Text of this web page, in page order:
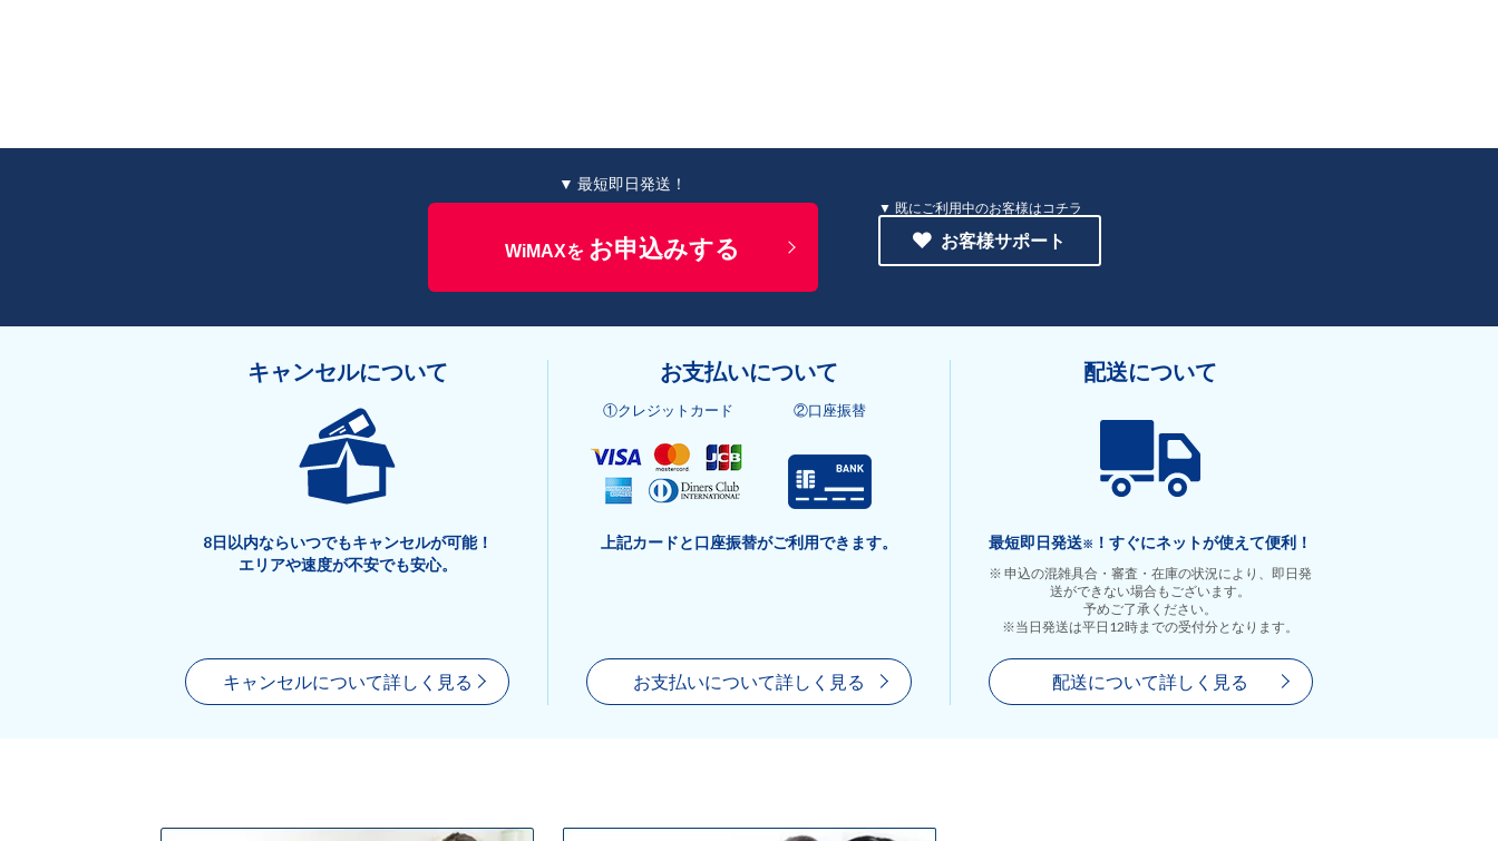
▼ 最短即日発送！
WiMAXを お申込みする
既にご利用中のお客様はコチラ
お客様サポート
キャンセルについて
8日以内ならいつでもキャンセルが可能！
エリアや速度が不安でも安心。
キャンセルについて詳しく見る
お支払いについて
①クレジットカード ②口座振替
上記カードと口座振替がご利用できます。
お支払いについて詳しく見る
配送について
最短即日発送※ ！すぐにネットが使えて便利！
※ 申込の混雑具合・審査・在庫の状況により、即日発
送ができない場合もございます。
予めご了承ください。
※当日発送は平日12時までの受付分となります。
配送について詳しく見る